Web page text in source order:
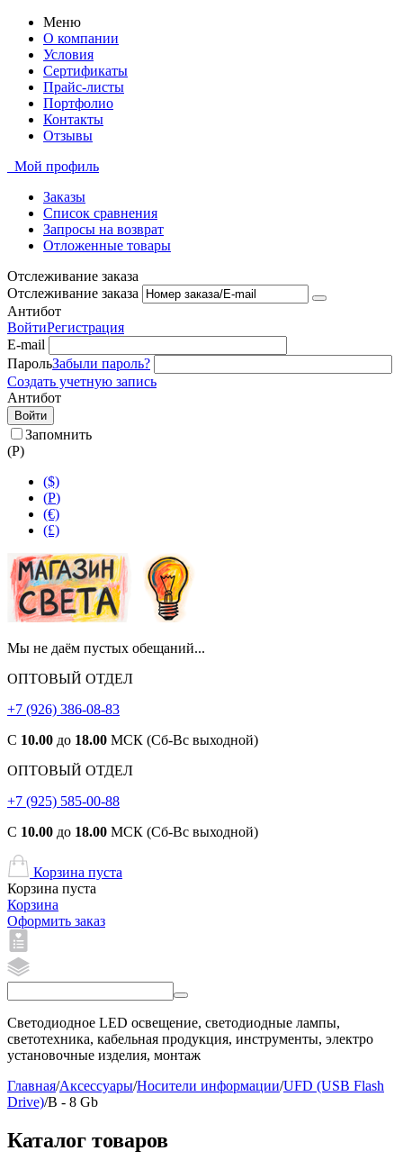
Меню
О компании
Условия
Сертификаты
Прайс-листы
Портфолио
Контакты
Отзывы
Мой профиль
Заказы
Список сравнения
Запросы на возврат
Отложенные товары
Отслеживание заказа
Отслеживание заказа
Антибот
ВойтиРегистрация
E-mail
ПарольЗабыли пароль?
Создать учетную запись
Антибот
Войти
Запомнить
(Р)
($)
(Р)
(€)
(£)
Мы не даём пустых обещаний...
ОПТОВЫЙ ОТДЕЛ
+7 (926) 386-08-83
С 10.00 до 18.00 МСК (Сб-Вс выходной)
ОПТОВЫЙ ОТДЕЛ
+7 (925) 585-00-88
С 10.00 до 18.00 МСК (Сб-Вс выходной)
Корзина пуста
Корзина пуста
Корзина
Оформить заказ
Светодиодное LED освещение, светодиодные лампы,
светотехника, кабельная продукция, инструменты, электро
установочные изделия, монтаж
Главная/Аксессуары/Носители информации/UFD (USB Flash
Drive)/B - 8 Gb
Каталог товаров